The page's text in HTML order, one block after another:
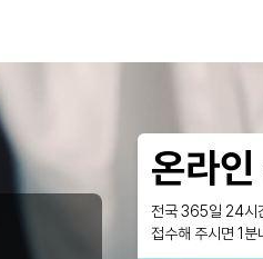
온라
전국 365일 24시
접수해 주시면 1